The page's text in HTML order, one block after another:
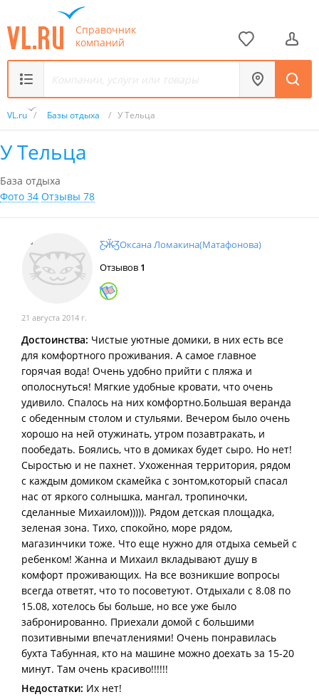
Справочник
компаний
VL.ru / Базы отдыха / У Тельца
У Тельца
База отдыха
Фото 34 Отзывы 78
Ƹ̴Ӂ̴ƷОксана Ломакина(Матафонова)
Отзывов 1
21 августа 2014 г.
Достоинства: Чистые уютные домики, в них есть все
для комфортного проживания. А самое главное
горячая вода! Очень удобно прийти с пляжа и
ополоснуться! Мягкие удобные кровати, что очень
удивило. Спалось на них комфортно.Большая веранда
с обеденным столом и стульями. Вечером было очень
хорошо на ней отужинать, утром позавтракать, и
пообедать. Боялись, что в домиках будет сыро. Но нет!
Сыростью и не пахнет. Ухоженная территория, рядом
с каждым домиком скамейка с зонтом,который спасал
нас от яркого солнышка, мангал, тропиночки,
сделанные Михаилом))))). Рядом детская площадка,
зеленая зона. Тихо, спокойно, море рядом,
магазинчики тоже. Что еще нужно для отдыха семьей с
ребенком! Жанна и Михаил вкладывают душу в
комфорт проживающих. На все возникшие вопросы
всегда ответят, что то посоветуют. Отдыхали с 8.08 по
15.08, хотелось бы больше, но все уже было
забронированно. Приехали домой с большими
позитивными впечатлениями! Очень понравилась
бухта Табунная, кто на машине можно доехать за 15-20
минут. Там очень красиво!!!!!!
Недостатки: Их нет!